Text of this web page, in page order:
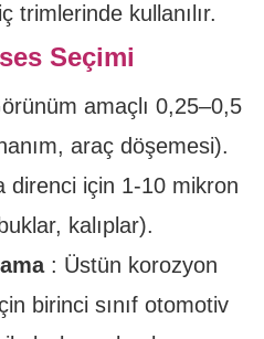
trimlerinde kullanılır.
Seçimi
amaçlı 0,25–0,5
araç döşemesi).
direnci için 1-10 mikron
kalıplar).
: Üstün korozyon
birinci sınıf otomotiv